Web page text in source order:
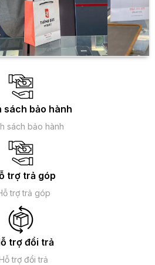
sách bảo hành
sách bảo hành
trợ trả góp
trợ trả góp
trợ đổi trả
Hỗ trợ đổi trả